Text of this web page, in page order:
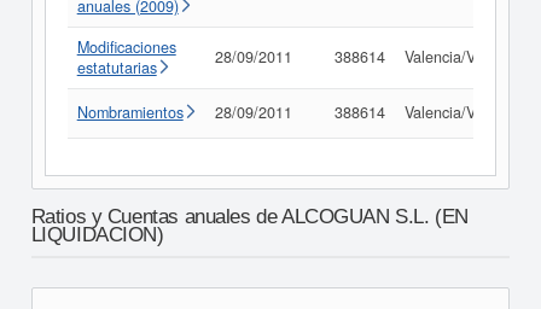
anuales (2009)
Modificaciones
estatutarias
28/09/2011 388614 Valencia/València
Nombramientos 28/09/2011 388614 Valencia/València
Ratios y Cuentas anuales de ALCOGUAN S.L. (EN
LIQUIDACION)